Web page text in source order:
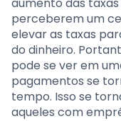
perceberem um
elevar as taxas
do dinheiro.
pode se ver em
pagamentos se
tempo. Isso se
aqueles com